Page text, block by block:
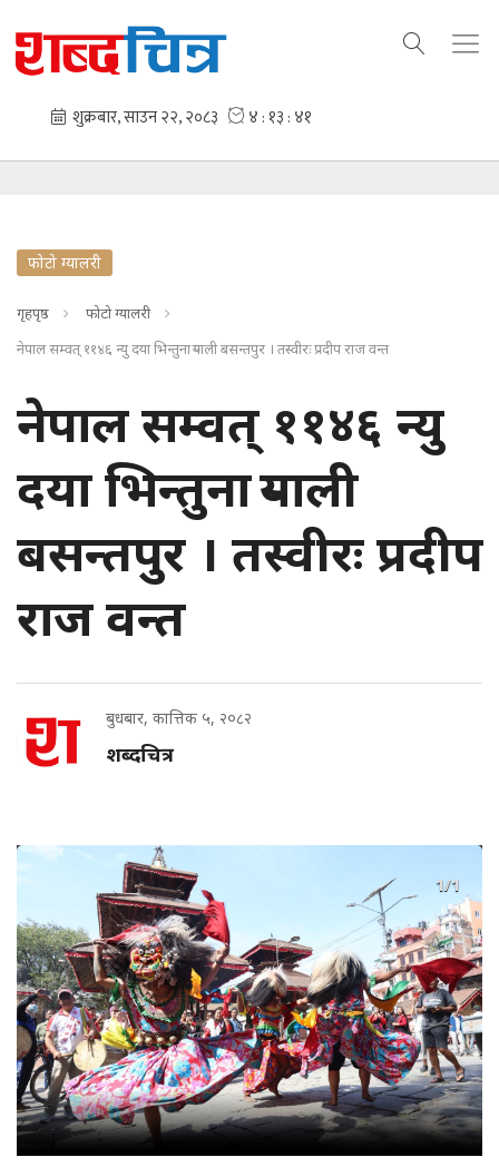
फोटो ग्यालरी
गृहपृष्ठ
फोटो ग्यालरी
नेपाल सम्वत् ११४६ न्यु दया भिन्तुना र्‍याली बसन्तपुर । तस्वीरः प्रदीप राज वन्त
नेपाल सम्वत् ११४६ न्यु
दया भिन्तुना र्‍याली
बसन्तपुर । तस्वीरः प्रदीप
राज वन्त
बुधबार, कात्तिक ५, २०८२
शब्दचित्र
1/1